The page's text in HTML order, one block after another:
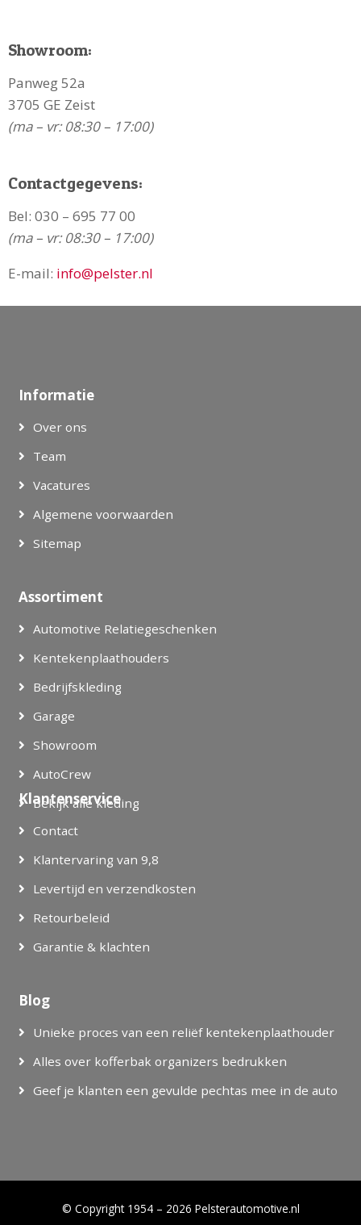
Showroom:
Panweg 52a
3705 GE Zeist
(ma – vr: 08:30 – 17:00)
Contactgegevens:
Bel: 030 – 695 77 00
(ma – vr: 08:30 – 17:00)
E-mail: info@pelster.nl
Informatie
Over ons
Team
Vacatures
Algemene voorwaarden
Sitemap
Assortiment
Automotive Relatiegeschenken
Kentekenplaathouders
Bedrijfskleding
Garage
Showroom
AutoCrew
Bekijk alle kleding
Klantenservice
Contact
Klantervaring van 9,8
Levertijd en verzendkosten
Retourbeleid
Garantie & klachten
Blog
Unieke proces van een reliëf kentekenplaathouder
Alles over kofferbak organizers bedrukken
Geef je klanten een gevulde pechtas mee in de auto
© Copyright 1954 – 2026 Pelsterautomotive.nl